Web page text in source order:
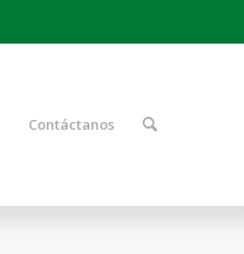
Contáctanos